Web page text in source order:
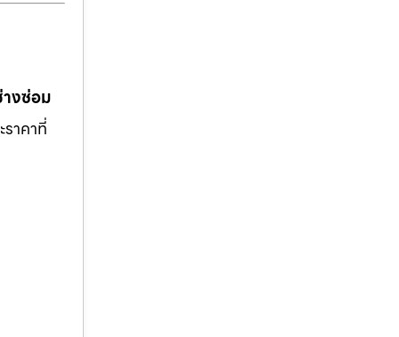
งซ่อม
าคาที่